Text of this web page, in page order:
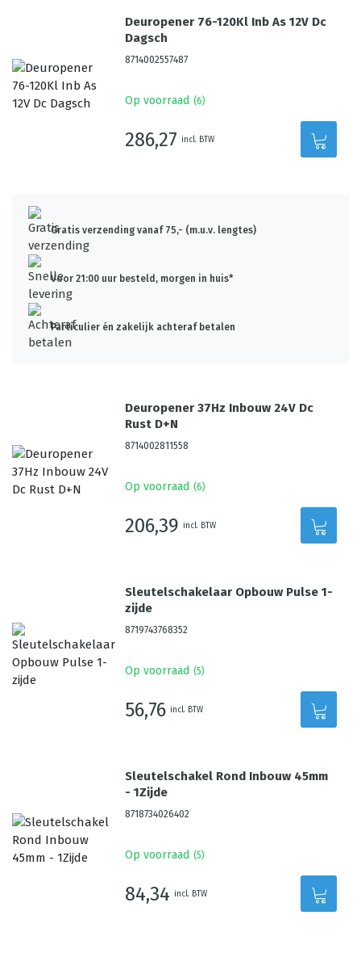
Deuropener 76-120Kl Inb As 12V Dc
Dagsch
8714002557487
Op voorraad (6)
286,27 incl. BTW
Gratis verzending vanaf 75,- (m.u.v. lengtes)
Voor 21:00 uur besteld, morgen in huis*
Particulier én zakelijk achteraf betalen
Deuropener 37Hz Inbouw 24V Dc
Rust D+N
8714002811558
Op voorraad (6)
206,39 incl. BTW
Sleutelschakelaar Opbouw Pulse 1-
zijde
8719743768352
Op voorraad (5)
56,76 incl. BTW
Sleutelschakel Rond Inbouw 45mm
- 1Zijde
8718734026402
Op voorraad (5)
84,34 incl. BTW